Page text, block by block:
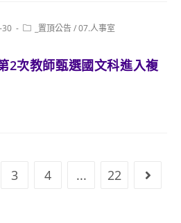
30
Post _置頂公告/07.人事室
2次教師甄選國文科進入複
3 4 ... 22 Go to